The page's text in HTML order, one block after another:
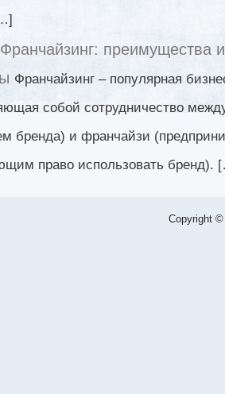
Франчайзинг: преимущества
Франчайзинг – популярная
собой сотрудничество
бренда) и франчайзи
право использовать бренд).
Copyright ©